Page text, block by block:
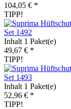
104,05 € *
TIPP!
Set 1492
Inhalt 1 Paket(e)
49,67 € *
TIPP!
Set 1493
Inhalt 1 Paket(e)
52,96 € *
TIPP!